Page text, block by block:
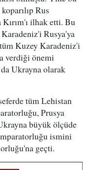
Rus
Kırım'ı ilhak etti. Bu
Karadeniz'i Rusya'ya
tüm Kuzey Karadeniz'i
verdiği önemi
da Ukrayna olarak
tüm Lehistan
Prusya
büyük ölçüde
ismini
geçti.